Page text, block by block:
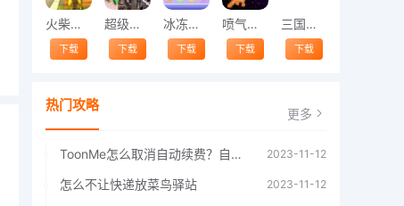
火柴人警察城市
下载
超级蜘蛛火柴人
下载
冰冻奶油蛋糕
下载
喷气背包猫冒险
下载
三国群英传
下载
热门攻略 更多
ToonMe怎么取消自动续费？自动续费关闭方法 2023-11-12
怎么不让快递放菜鸟驿站 2023-11-12